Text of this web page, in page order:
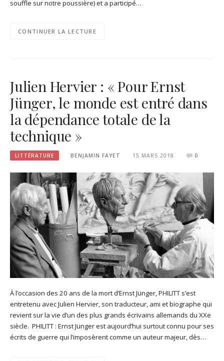
souffle sur notre poussière) et a participé…
CONTINUER LA LECTURE
Julien Hervier : « Pour Ernst
Jünger, le monde est entré dans
la dépendance totale de la
technique »
LITTÉRATURE BENJAMIN FAYET 15 MARS 2018 0
À l’occasion des 20 ans de la mort d’Ernst Jünger, PHILITT s’est
entretenu avec Julien Hervier, son traducteur, ami et biographe qui
revient sur la vie d’un des plus grands écrivains allemands du XXe
siècle. PHILITT : Ernst Jünger est aujourd’hui surtout connu pour ses
écrits de guerre qui l’imposèrent comme un auteur majeur, dès…